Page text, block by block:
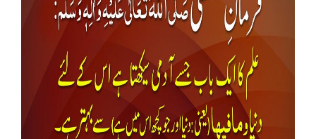
Madani Channel
Volunteer Portal